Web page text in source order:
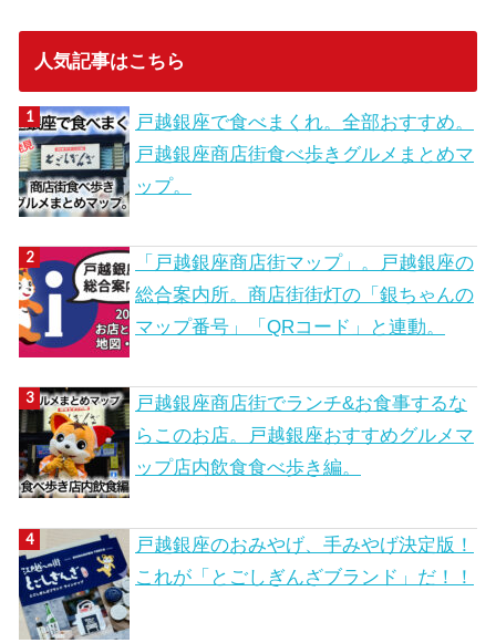
人気記事はこちら
戸越銀座で食べまくれ。全部おすすめ。
戸越銀座商店街食べ歩きグルメまとめマ
ップ。
「戸越銀座商店街マップ」。戸越銀座の
総合案内所。商店街街灯の「銀ちゃんの
マップ番号」「QRコード」と連動。
戸越銀座商店街でランチ&お食事するな
らこのお店。戸越銀座おすすめグルメマ
ップ店内飲食食べ歩き編。
戸越銀座のおみやげ、手みやげ決定版！
これが「とごしぎんざブランド」だ！！